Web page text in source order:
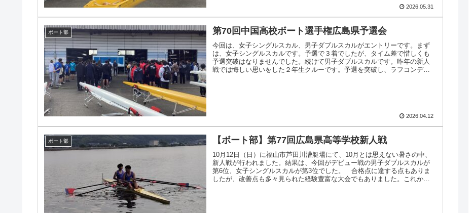
2026.05.31
ボート部 第70回中国高校ボート選手権広島県予選会
今回は、女子シングルスカル、男子ダブルスカルがエントリーです。まず
は、女子シングルスカルです。予選で３着でしたが、タイム差で惜しくも
予選突破はなりませんでした。続けて男子ダブルスカルです。昨年の新人
戦では悔しい思いをした２年生クルーです。予選を突破し、ラフコンディ
2026.04.12
ボート部 【ボート部】第77回広島県高等学校新人戦
10月12日（日）に福山市芦田川漕艇場にて、10月とは思えない暑さの中、
新人戦が行われました。結果は、今回がデビュー戦の男子ダブルスカルが
第6位、女子シングルスカルが第3位でした。 合格点に達する点もありま
したが、改善点も多々見られた経験豊富な大会でもありました。これから